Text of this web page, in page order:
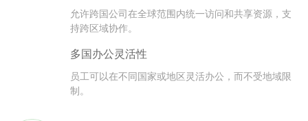
允许跨国公司在全球范围内统一访问和共享资源，支
持跨区域协作。
多国办公灵活性
员工可以在不同国家或地区灵活办公，而不受地域限
制。